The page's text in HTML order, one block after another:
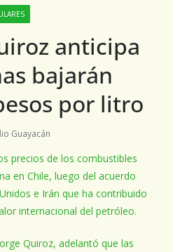
anticipa
bajarán
por litro
Guayacán
precios de los combustibles
en Chile, luego del acuerdo
e Irán que ha contribuido
internacional del petróleo.
Quiroz, adelantó que las